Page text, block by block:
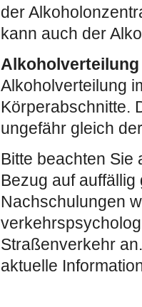
der
kann auch der
Alkoholverteilung
Körperabschnitte.
ungefähr gleich
Bitte beachten Sie
Bezug auf
Nachschulungen
Straßenverkehr
aktuelle